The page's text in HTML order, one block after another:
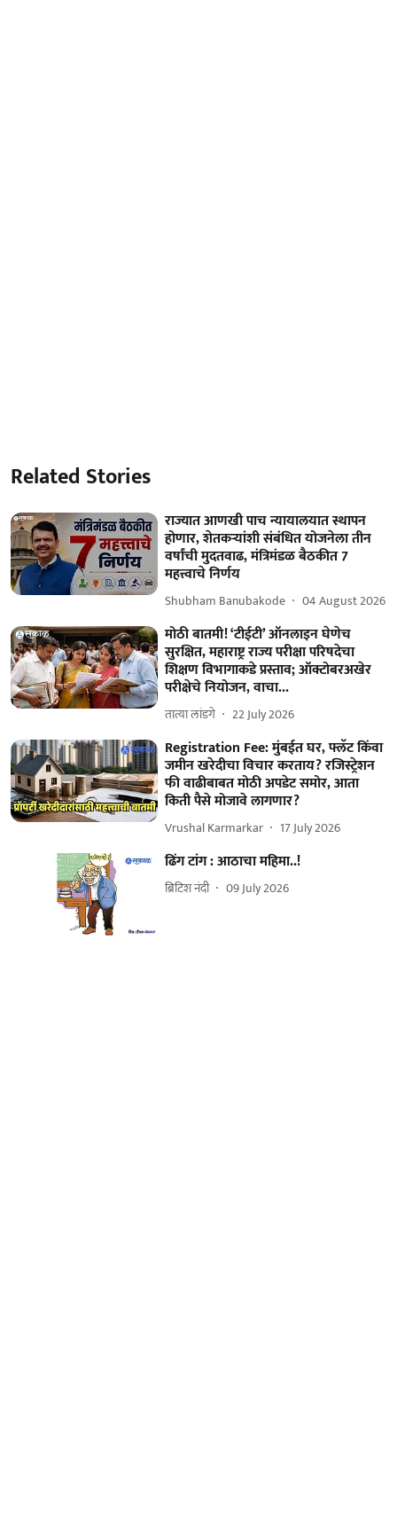
Related Stories
राज्यात आणखी पाच न्यायालयात स्थापन
होणार, शेतकऱ्यांशी संबंधित योजनेला तीन
वर्षांची मुदतवाढ, मंत्रिमंडळ बैठकीत 7
महत्त्वाचे निर्णय
Shubham Banubakode 04 August 2026
मोठी बातमी! ‘टीईटी’ ऑनलाइन घेणेच
सुरक्षित, महाराष्ट्र राज्य परीक्षा परिषदेचा
शिक्षण विभागाकडे प्रस्ताव; ऑक्टोबरअखेर
परीक्षेचे नियोजन, वाचा...
तात्या लांडगे 22 July 2026
Registration Fee: मुंबईत घर, फ्लॅट किंवा
जमीन खरेदीचा विचार करताय? रजिस्ट्रेशन
फी वाढीबाबत मोठी अपडेट समोर, आता
किती पैसे मोजावे लागणार?
Vrushal Karmarkar 17 July 2026
ढिंग टांग : आठाचा महिमा..!
ब्रिटिश नंदी 09 July 2026